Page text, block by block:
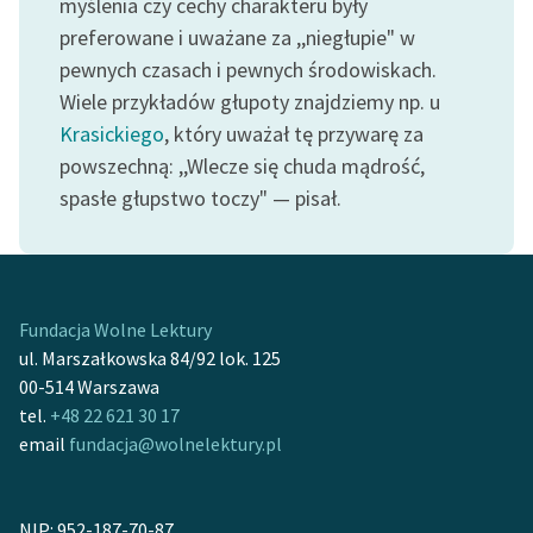
Ręce pełne poezji
Kolekcje edukacyjne
twórców przechodzących
do domeny publicznej,
lektur szkolnych oraz
Starego Testamentu
O nas
Kontakt
O projekcie
preferowane i uważane za ,,niegłupie" w
pewnych czasach i pewnych środowiskach.
Wiele przykładów głupoty znajdziemy np. u
Krasickiego, który uważał tę przywarę za
powszechną: ,,Wlecze się chuda mądrość,
spasłe głupstwo toczy" — pisał.
Fundacja Wolne Lektury
ul. Marszałkowska 84/92 lok. 125
00-514 Warszawa
tel. +48 22 621 30 17
email fundacja@wolnelektury.pl